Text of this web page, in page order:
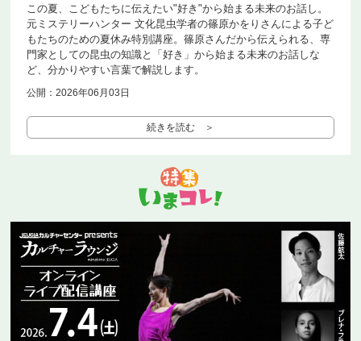
この夏、こどもたちに伝えたい"好き"から始まる未来のお話し。
元ミステリーハンター 文化昆虫学者の篠原かをりさんによる子ど
もたちのための夏休み特別講座。篠原さんだから伝えられる、専
門家としての昆虫の知識と「好き」から始まる未来のお話しな
ど、分かりやすい言葉で解説します。
公開：2026年06月03日
続きを読む ＞